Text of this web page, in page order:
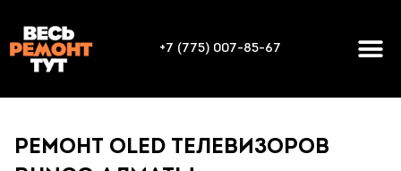
+7 (775) 007-85-67
РЕМОНТ OLED ТЕЛЕВИЗОРОВ